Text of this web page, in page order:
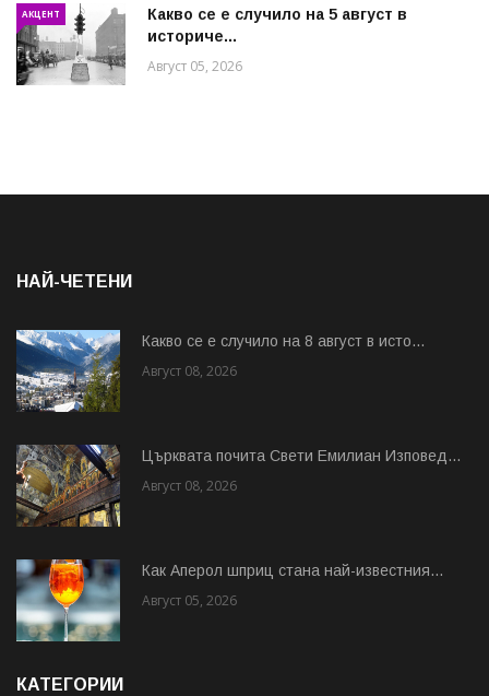
АКЦЕНТ
Какво се е случило на 5 август в
историче...
Август 05, 2026
НАЙ-ЧЕТЕНИ
Какво се е случило на 8 август в исто...
Август 08, 2026
Църквата почита Свeти Емилиан Изповед...
Август 08, 2026
Как Аперол шприц стана най-известния...
Август 05, 2026
КАТЕГОРИИ